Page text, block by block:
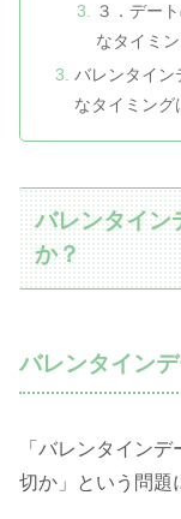
３．デー
なタイミ
バレンタイン
なタイミング
バレンタイン
か？
バレンタイン
「バレンタイン
切か」という問題